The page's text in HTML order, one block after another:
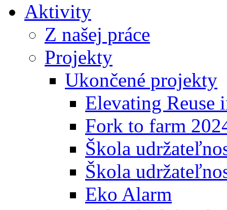
Aktivity
Z našej práce
Projekty
Ukončené projekty
Elevating Reuse
Fork to farm
Škola
Škola
Eko Alarm